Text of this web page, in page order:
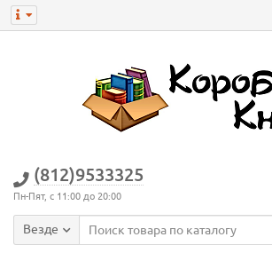
(812)9533325
Пн-Пят, с 11:00 до 20:00
Везде